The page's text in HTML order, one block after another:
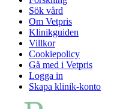
Sök vård
Om Vetpris
Klinikguiden
Villkor
Cookiepolicy
Gå med i Vetpris
Logga in
Skapa klinik-konto